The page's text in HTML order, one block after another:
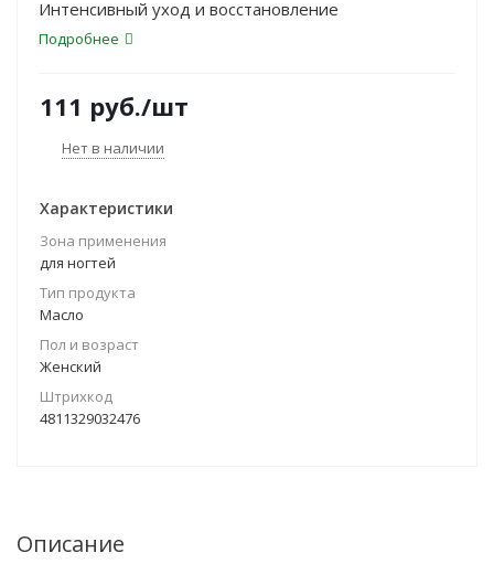
Интенсивный уход и восстановление
Подробнее
111 руб./шт
Нет в наличии
Характеристики
Зона применения
для ногтей
Тип продукта
Масло
Пол и возраст
Женский
Штрихкод
4811329032476
Описание